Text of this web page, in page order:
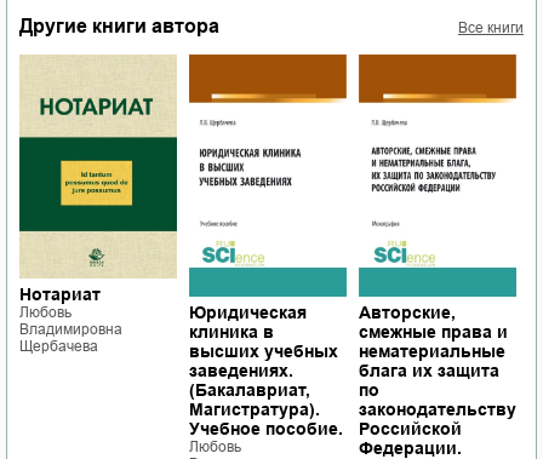
Другие книги автора Все книги
Нотариат
Любовь
Владимировна
Щербачева
Юридическая
клиника в
высших учебных
заведениях.
(Бакалавриат,
Магистратура).
Учебное пособие.
Любовь
Авторские,
смежные права и
нематериальные
блага их защита
по
законодательству
Российской
Федерации.